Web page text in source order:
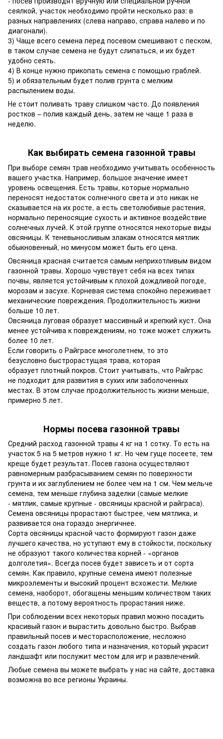
сеялкой, участок необходимо пройти несколько раз: в
разных направлениях (слева направо, справа налево и по
диагонали).
3) Чаще всего семена перед посевом смешивают с песком,
в таком случае семена не будут слипаться, и их будет
удобно сеять.
4) В конце нужно прикопать семена с помощью граблей.
5) и обязательным будет полив грунта с мелким
распылением воды.
Не стоит поливать траву слишком часто. До появления
ростков – полив каждый день, затем не чаще 1 раза в
неделю.
Как выбирать семена газонной травы
При выборе семян трав необходимо учитывать особенность
вашего участка. Например, большое значение имеет
уровень освещения. Есть травы, которые нормально
переносят недостаток солнечного света и это никак не
сказывается на их росте, а есть светолюбивые растения,
нормально переносящие сухость и активное воздействие
солнечных лучей. К этой группе относятся некоторые виды
овсяницы. К теневыносливым злакам относятся мятлик
обыкновенный, но минусом может быть его цена.
Овсяница красная считается самым неприхотливым видом
газонной травы. Хорошо чувствует себя на всех типах
почвы, является устойчивым к плохой дождливой погоде,
морозам и засухе. Корневая система спокойно переживает
механические повреждения. Продолжительность жизни
больше 10 лет.
Овсяница луговая образует массивный и крепкий куст. Она
менее устойчива к повреждениям, но тоже может служить
более 10 лет.
Если говорить о Райграсе многолетнем, то это
безусловно быстрорастущая трава, которая
образует плотный покров. Стоит учитывать, что Райграс
не подходит для развития в сухих или заболоченных
местах. В этом случае продолжительность жизни меньше,
примерно 5 лет.
Нормы посева газонной травы
Средний расход газонной травы 4 кг на 1 сотку. То есть на
участок 5 на 5 метров нужно 1 кг. Но чем гуще посеете, тем
креще будет результат. Посев газона осуществляют
равномерным разбрасыванием семян по поверхности
грунта и их заглублением не более чем на 1 см. Чем мельче
семена, тем меньше глубина заделки (самые мелкие
- мятлик, самые крупные - овсяницы красной и райграса).
Семена овсяницы прорастают быстрее, чем мятлика, и
развивается она гораздо энергичнее.
Сорта овсяницы красной часто формируют газон даже
лучшего качества, но уступают ему в стойкости, поскольку
не образуют такого количества корней - «органов
долголетия». Всегда посев будет зависеть и от сорта
семян. Как правило, крупные семена имеют полезные
микроэлементы и высокий процент всхожести. Мелкие
семена, наоборот, обогащены меньшим количеством таких
веществ, а потому вероятность прорастания ниже.
При соблюдении всех некоторых правил можно посадить
красивый газон и вырастить довольно быстро. Выбрав
правильный посев и месторасположение, несложно
создать газон любого типа и назначения, который украсит
ландшафт или послужит местом для игр и развлечений.
Любые семена вы можете выбрать у нас на сайте, доставка
возможна во все регионы Украины.